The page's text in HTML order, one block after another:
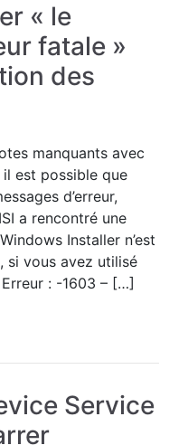
« le
fatale »
des
manquants avec
il est possible que
d’erreur,
a rencontré une
Installer n’est
si vous avez utilisé
: -1603 – […]
Service